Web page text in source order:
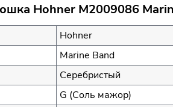
Hohner M2009086
Hohner
Marine Band
Серебристый
G (Соль мажор)